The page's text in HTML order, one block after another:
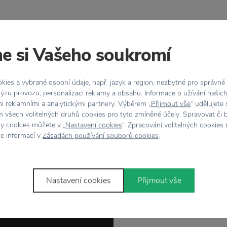
pro ženy Arabia
vybírat s citem a láskou. Slaví vaše maminka, sestra,
životní událost? Tak jí udělejte radost krásným
vám na ní záleží. Protože dárek věnovaný od srdce toho
najdete bohatou inspiraci a širokou škálu tipů na jedinečné
si Vašeho soukromí
a vybrané osobní údaje, např. jazyk a region, nezbytné pro
provozu, personalizaci reklamy a obsahu. Informace o užívání
reklamními a analytickými partnery. Výběrem „Přijmout vše“ udělujete
všech volitelných druhů cookies pro tyto zmíněné účely. Spravovat či
cookies můžete v „Nastavení cookies“. Zpracování volitelných cookies
informací v Zásadách používání souborů cookies.
Nastavení cookies Přijmout vše